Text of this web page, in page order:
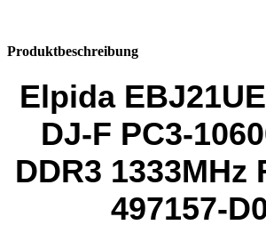
Produktbeschreibung
Elpida
DJ-F PC3-
DDR3 1333MHz
497157-